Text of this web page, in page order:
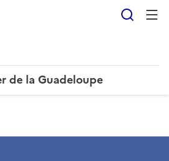
de la Guadeloupe